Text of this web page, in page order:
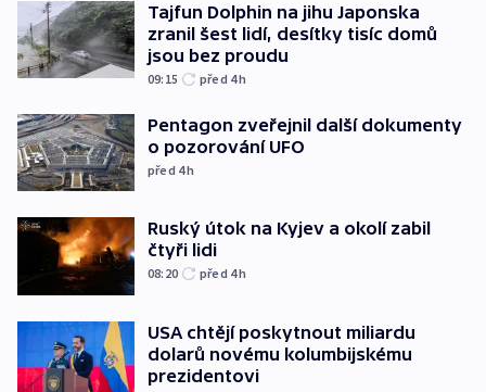
Tajfun Dolphin na jihu Japonska
zranil šest lidí, desítky tisíc domů
jsou bez proudu
09:15 před 4h
Pentagon zveřejnil další dokumenty
o pozorování UFO
před 4h
Ruský útok na Kyjev a okolí zabil
čtyři lidi
08:20 před 4h
USA chtějí poskytnout miliardu
dolarů novému kolumbijskému
prezidentovi